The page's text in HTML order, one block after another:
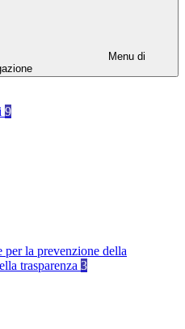
Menu di
9
per la prevenzione della
trasparenza 3